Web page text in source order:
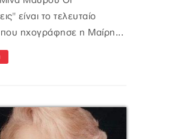
είναι το τελευταίο
που ηχογράφησε η Μαίρη...